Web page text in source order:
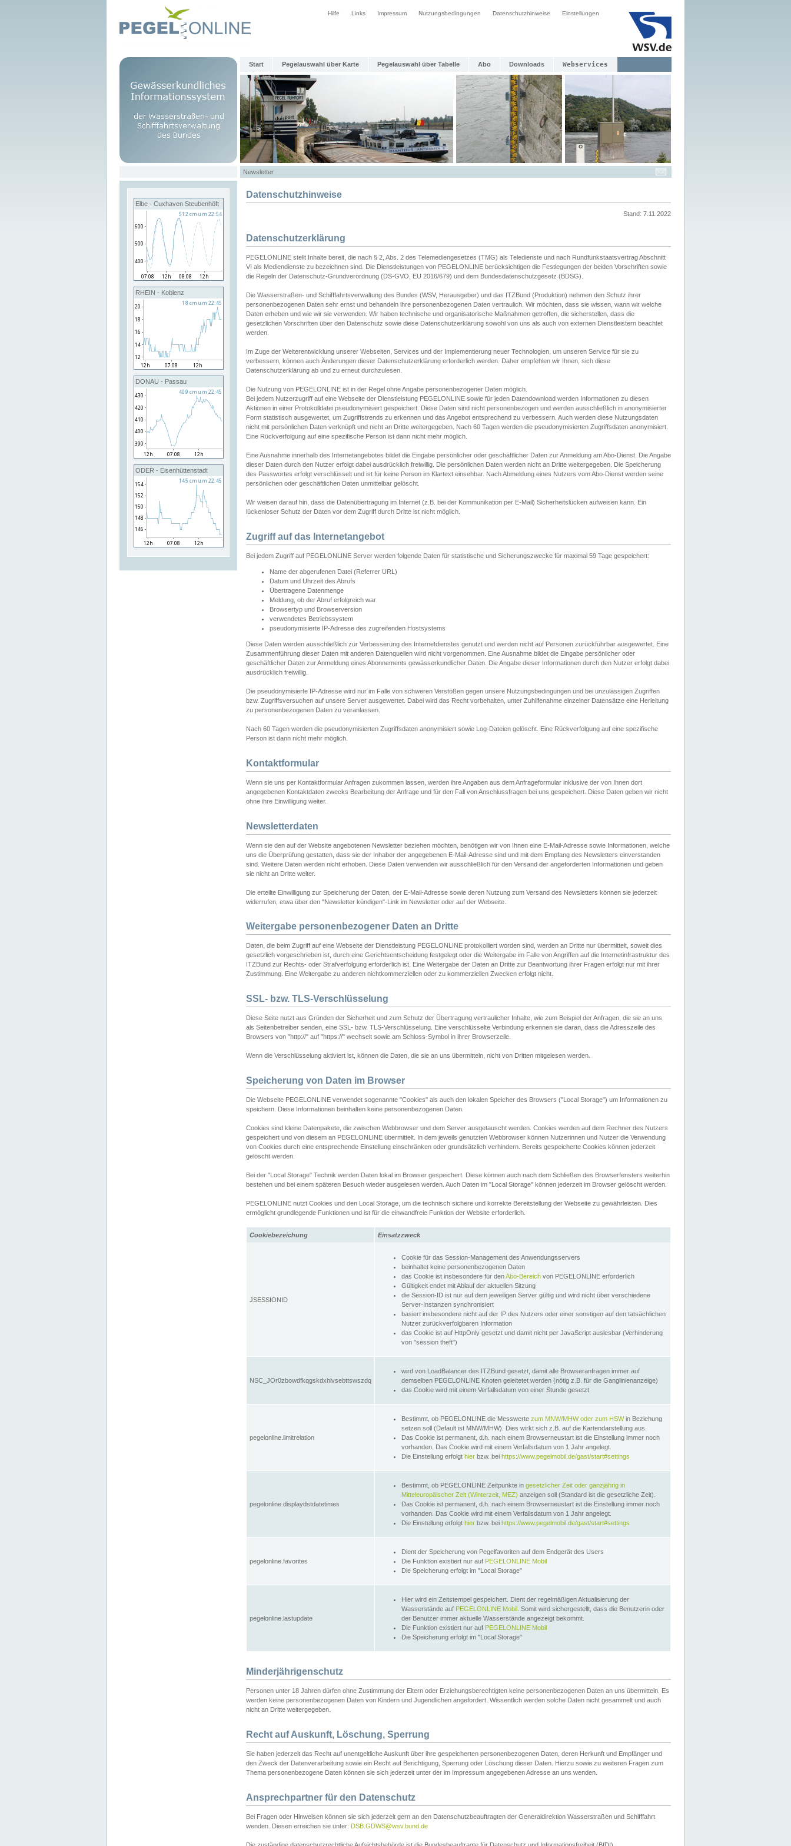
Hilfe Links Impressum Nutzungsbedingungen Datenschutzhinweise Einstellungen
Start Pegelauswahl über Karte Pegelauswahl über Tabelle Abo Downloads Webservices
Newsletter
Elbe - Cuxhaven Steubenhöft
RHEIN - Koblenz
DONAU - Passau
ODER - Eisenhüttenstadt
Datenschutzhinweise
Stand: 7.11.2022
Datenschutzerklärung
PEGELONLINE stellt Inhalte bereit, die nach § 2, Abs. 2 des Telemediengesetzes (TMG) als Teledienste und nach Rundfunkstaatsvertrag Abschnitt
VI als Mediendienste zu bezeichnen sind. Die Dienstleistungen von PEGELONLINE berücksichtigen die Festlegungen der beiden Vorschriften sowie
die Regeln der Datenschutz-Grundverordnung (DS-GVO, EU 2016/679) und dem Bundesdatenschutzgesetz (BDSG).
Die Wasserstraßen- und Schifffahrtsverwaltung des Bundes (WSV, Herausgeber) und das ITZBund (Produktion) nehmen den Schutz ihrer
personenbezogenen Daten sehr ernst und behandeln ihre personenbezogenen Daten vertraulich. Wir möchten, dass sie wissen, wann wir welche
Daten erheben und wie wir sie verwenden. Wir haben technische und organisatorische Maßnahmen getroffen, die sicherstellen, dass die
gesetzlichen Vorschriften über den Datenschutz sowie diese Datenschutzerklärung sowohl von uns als auch von externen Dienstleistern beachtet
werden.
Im Zuge der Weiterentwicklung unserer Webseiten, Services und der Implementierung neuer Technologien, um unseren Service für sie zu
verbessern, können auch Änderungen dieser Datenschutzerklärung erforderlich werden. Daher empfehlen wir Ihnen, sich diese
Datenschutzerklärung ab und zu erneut durchzulesen.
Die Nutzung von PEGELONLINE ist in der Regel ohne Angabe personenbezogener Daten möglich.
Bei jedem Nutzerzugriff auf eine Webseite der Dienstleistung PEGELONLINE sowie für jeden Datendownload werden Informationen zu diesen
Aktionen in einer Protokolldatei pseudonymisiert gespeichert. Diese Daten sind nicht personenbezogen und werden ausschließlich in anonymisierter
Form statistisch ausgewertet, um Zugriffstrends zu erkennen und das Angebot entsprechend zu verbessern. Auch werden diese Nutzungsdaten
nicht mit persönlichen Daten verknüpft und nicht an Dritte weitergegeben. Nach 60 Tagen werden die pseudonymisierten Zugriffsdaten anonymisiert.
Eine Rückverfolgung auf eine spezifische Person ist dann nicht mehr möglich.
Eine Ausnahme innerhalb des Internetangebotes bildet die Eingabe persönlicher oder geschäftlicher Daten zur Anmeldung am Abo-Dienst. Die Angabe
dieser Daten durch den Nutzer erfolgt dabei ausdrücklich freiwillig. Die persönlichen Daten werden nicht an Dritte weitergegeben. Die Speicherung
des Passwortes erfolgt verschlüsselt und ist für keine Person im Klartext einsehbar. Nach Abmeldung eines Nutzers vom Abo-Dienst werden seine
persönlichen oder geschäftlichen Daten unmittelbar gelöscht.
Wir weisen darauf hin, dass die Datenübertragung im Internet (z.B. bei der Kommunikation per E-Mail) Sicherheitslücken aufweisen kann. Ein
lückenloser Schutz der Daten vor dem Zugriff durch Dritte ist nicht möglich.
Zugriff auf das Internetangebot
Bei jedem Zugriff auf PEGELONLINE Server werden folgende Daten für statistische und Sicherungszwecke für maximal 59 Tage gespeichert:
Name der abgerufenen Datei (Referrer URL)
Datum und Uhrzeit des Abrufs
Übertragene Datenmenge
Meldung, ob der Abruf erfolgreich war
Browsertyp und Browserversion
verwendetes Betriebssystem
pseudonymisierte IP-Adresse des zugreifenden Hostsystems
Diese Daten werden ausschließlich zur Verbesserung des Internetdienstes genutzt und werden nicht auf Personen zurückführbar ausgewertet. Eine
Zusammenführung dieser Daten mit anderen Datenquellen wird nicht vorgenommen. Eine Ausnahme bildet die Eingabe persönlicher oder
geschäftlicher Daten zur Anmeldung eines Abonnements gewässerkundlicher Daten. Die Angabe dieser Informationen durch den Nutzer erfolgt dabei
ausdrücklich freiwillig.
Die pseudonymisierte IP-Adresse wird nur im Falle von schweren Verstößen gegen unsere Nutzungsbedingungen und bei unzulässigen Zugriffen
bzw. Zugriffsversuchen auf unsere Server ausgewertet. Dabei wird das Recht vorbehalten, unter Zuhilfenahme einzelner Datensätze eine Herleitung
zu personenbezogenen Daten zu veranlassen.
Nach 60 Tagen werden die pseudonymisierten Zugriffsdaten anonymisiert sowie Log-Dateien gelöscht. Eine Rückverfolgung auf eine spezifische
Person ist dann nicht mehr möglich.
Kontaktformular
Wenn sie uns per Kontaktformular Anfragen zukommen lassen, werden ihre Angaben aus dem Anfrageformular inklusive der von Ihnen dort
angegebenen Kontaktdaten zwecks Bearbeitung der Anfrage und für den Fall von Anschlussfragen bei uns gespeichert. Diese Daten geben wir nicht
ohne ihre Einwilligung weiter.
Newsletterdaten
Wenn sie den auf der Website angebotenen Newsletter beziehen möchten, benötigen wir von Ihnen eine E-Mail-Adresse sowie Informationen, welche
uns die Überprüfung gestatten, dass sie der Inhaber der angegebenen E-Mail-Adresse sind und mit dem Empfang des Newsletters einverstanden
sind. Weitere Daten werden nicht erhoben. Diese Daten verwenden wir ausschließlich für den Versand der angeforderten Informationen und geben
sie nicht an Dritte weiter.
Die erteilte Einwilligung zur Speicherung der Daten, der E-Mail-Adresse sowie deren Nutzung zum Versand des Newsletters können sie jederzeit
widerrufen, etwa über den "Newsletter kündigen"-Link im Newsletter oder auf der Webseite.
Weitergabe personenbezogener Daten an Dritte
Daten, die beim Zugriff auf eine Webseite der Dienstleistung PEGELONLINE protokolliert worden sind, werden an Dritte nur übermittelt, soweit dies
gesetzlich vorgeschrieben ist, durch eine Gerichtsentscheidung festgelegt oder die Weitergabe im Falle von Angriffen auf die Internetinfrastruktur des
ITZBund zur Rechts- oder Strafverfolgung erforderlich ist. Eine Weitergabe der Daten an Dritte zur Beantwortung ihrer Fragen erfolgt nur mit ihrer
Zustimmung. Eine Weitergabe zu anderen nichtkommerziellen oder zu kommerziellen Zwecken erfolgt nicht.
SSL- bzw. TLS-Verschlüsselung
Diese Seite nutzt aus Gründen der Sicherheit und zum Schutz der Übertragung vertraulicher Inhalte, wie zum Beispiel der Anfragen, die sie an uns
als Seitenbetreiber senden, eine SSL- bzw. TLS-Verschlüsselung. Eine verschlüsselte Verbindung erkennen sie daran, dass die Adresszeile des
Browsers von "http://" auf "https://" wechselt sowie am Schloss-Symbol in ihrer Browserzeile.
Wenn die Verschlüsselung aktiviert ist, können die Daten, die sie an uns übermitteln, nicht von Dritten mitgelesen werden.
Speicherung von Daten im Browser
Die Webseite PEGELONLINE verwendet sogenannte "Cookies" als auch den lokalen Speicher des Browsers ("Local Storage") um Informationen zu
speichern. Diese Informationen beinhalten keine personenbezogenen Daten.
Cookies sind kleine Datenpakete, die zwischen Webbrowser und dem Server ausgetauscht werden. Cookies werden auf dem Rechner des Nutzers
gespeichert und von diesem an PEGELONLINE übermittelt. In dem jeweils genutzten Webbrowser können Nutzerinnen und Nutzer die Verwendung
von Cookies durch eine entsprechende Einstellung einschränken oder grundsätzlich verhindern. Bereits gespeicherte Cookies können jederzeit
gelöscht werden.
Bei der "Local Storage" Technik werden Daten lokal im Browser gespeichert. Diese können auch nach dem Schließen des Browserfensters weiterhin
bestehen und bei einem späteren Besuch wieder ausgelesen werden. Auch Daten im "Local Storage" können jederzeit im Browser gelöscht werden.
PEGELONLINE nutzt Cookies und den Local Storage, um die technisch sichere und korrekte Bereitstellung der Webseite zu gewährleisten. Dies
ermöglicht grundlegende Funktionen und ist für die einwandfreie Funktion der Website erforderlich.
Cookiebezeichung Einsatzzweck
JSESSIONID
Cookie für das Session-Management des Anwendungsservers
beinhaltet keine personenbezogenen Daten
das Cookie ist insbesondere für denAbo-Bereich von PEGELONLINE erforderlich
Gültigkeit endet mit Ablauf der aktuellen Sitzung
die Session-ID ist nur auf dem jeweiligen Server gültig und wird nicht über verschiedene
Server-Instanzen synchronisiert
basiert insbesondere nicht auf der IP des Nutzers oder einer sonstigen auf den tatsächlichen
Nutzer zurückverfolgbaren Information
das Cookie ist auf HttpOnly gesetzt und damit nicht per JavaScript auslesbar (Verhinderung
von "session theft")
NSC_JOr0zbowdfkqgskdxhlvsebttswszdq
wird von LoadBalancer des ITZBund gesetzt, damit alle Browseranfragen immer auf
demselben PEGELONLINE Knoten geleitetet werden (nötig z.B. für die Ganglinienanzeige)
das Cookie wird mit einem Verfallsdatum von einer Stunde gesetzt
pegelonline.limitrelation
Bestimmt, ob PEGELONLINE die Messwerte zum MNW/MHW oder zum HSWin Beziehung
setzen soll (Default ist MNW/MHW). Dies wirkt sich z.B. auf die Kartendarstellung aus.
Das Cookie ist permanent, d.h. nach einem Browserneustart ist die Einstellung immer noch
vorhanden. Das Cookie wird mit einem Verfallsdatum von 1 Jahr angelegt.
Die Einstellung erfolgt hier bzw. bei https://www.pegelmobil.de/gast/start#settings
pegelonline.displaydstdatetimes
Bestimmt, ob PEGELONLINE Zeitpunkte in gesetzlicher Zeit oder ganzjährig in
Mitteleuropäischer Zeit (Winterzeit, MEZ) anzeigen soll (Standard ist die gesetzliche Zeit).
Das Cookie ist permanent, d.h. nach einem Browserneustart ist die Einstellung immer noch
vorhanden. Das Cookie wird mit einem Verfallsdatum von 1 Jahr angelegt.
Die Einstellung erfolgt hier bzw. bei https://www.pegelmobil.de/gast/start#settings
pegelonline.favorites
Dient der Speicherung von Pegelfavoriten auf dem Endgerät des Users
Die Funktion existiert nur auf PEGELONLINE Mobil
Die Speicherung erfolgt im "Local Storage"
pegelonline.lastupdate
Hier wird ein Zeitstempel gespeichert. Dient der regelmäßigen Aktualisierung der
Wasserstände auf PEGELONLINE Mobil . Somit wird sichergestellt, dass die Benutzerin oder
der Benutzer immer aktuelle Wasserstände angezeigt bekommt.
Die Funktion existiert nur auf PEGELONLINE Mobil
Die Speicherung erfolgt im "Local Storage"
Minderjährigenschutz
Personen unter 18 Jahren dürfen ohne Zustimmung der Eltern oder Erziehungsberechtigten keine personenbezogenen Daten an uns übermitteln. Es
werden keine personenbezogenen Daten von Kindern und Jugendlichen angefordert. Wissentlich werden solche Daten nicht gesammelt und auch
nicht an Dritte weitergegeben.
Recht auf Auskunft, Löschung, Sperrung
Sie haben jederzeit das Recht auf unentgeltliche Auskunft über ihre gespeicherten personenbezogenen Daten, deren Herkunft und Empfänger und
den Zweck der Datenverarbeitung sowie ein Recht auf Berichtigung, Sperrung oder Löschung dieser Daten. Hierzu sowie zu weiteren Fragen zum
Thema personenbezogene Daten können sie sich jederzeit unter der im Impressum angegebenen Adresse an uns wenden.
Ansprechpartner für den Datenschutz
Bei Fragen oder Hinweisen können sie sich jederzeit gern an den Datenschutzbeauftragten der Generaldirektion Wasserstraßen und Schifffahrt
wenden. Diesen erreichen sie unter: DSB.GDWS@wsv.bund.de